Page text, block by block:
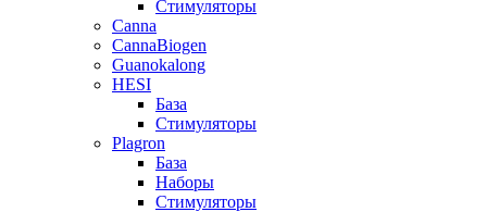
Стимуляторы
Canna
CannaBiogen
Guanokalong
HESI
База
Стимуляторы
Plagron
База
Наборы
Стимуляторы